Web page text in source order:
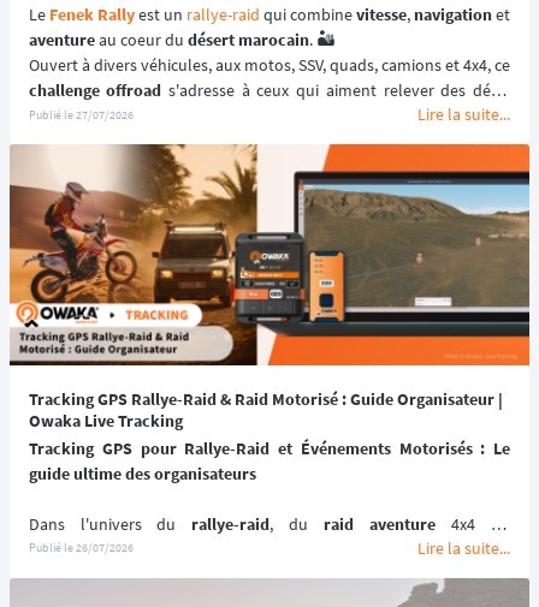
Le Fenek Rally est un rallye-raid qui combine vitesse, navigation
aventure au coeur du désert marocain. 🏜️
challenge offroad s'adresse à ceux qui aiment relever des défis.
💪🏻
🎯 L'objectif est simple : remporter la victoire en complétant le
parcours dans le temps le plus rapide pour chaque catégorie. 🏆️
📆 Prochaines dates : du 11 au 20 Septembre 2026.
Publié le27/07/2026 Lire la suite...
Tracking GPS Rallye-Raid & Raid Motorisé : Guide Organisateur |
Owaka Live Tracking
Tracking GPS pour Rallye-Raid et Événements Motorisés : Le
guide ultime des organisateurs
Dans l'univers du rallye-raid, du raid aventure 4x4 ou
youngtimers: Twingo, Peugeot 205, 4L, Fiat Panda, du SSV
moto tout-terrain, la géolocalisation par satellite n'est pas un
Publié le26/07/2026 Lire la suite...